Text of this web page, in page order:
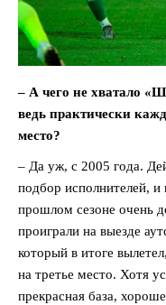
– А чего не хватало
ведь практически
место?
– Да уж, с 2005 года.
подбор исполнителей, и
прошлом сезоне очень
проиграли на выезде
который в итоге
на третье место. Хотя
прекрасная база,